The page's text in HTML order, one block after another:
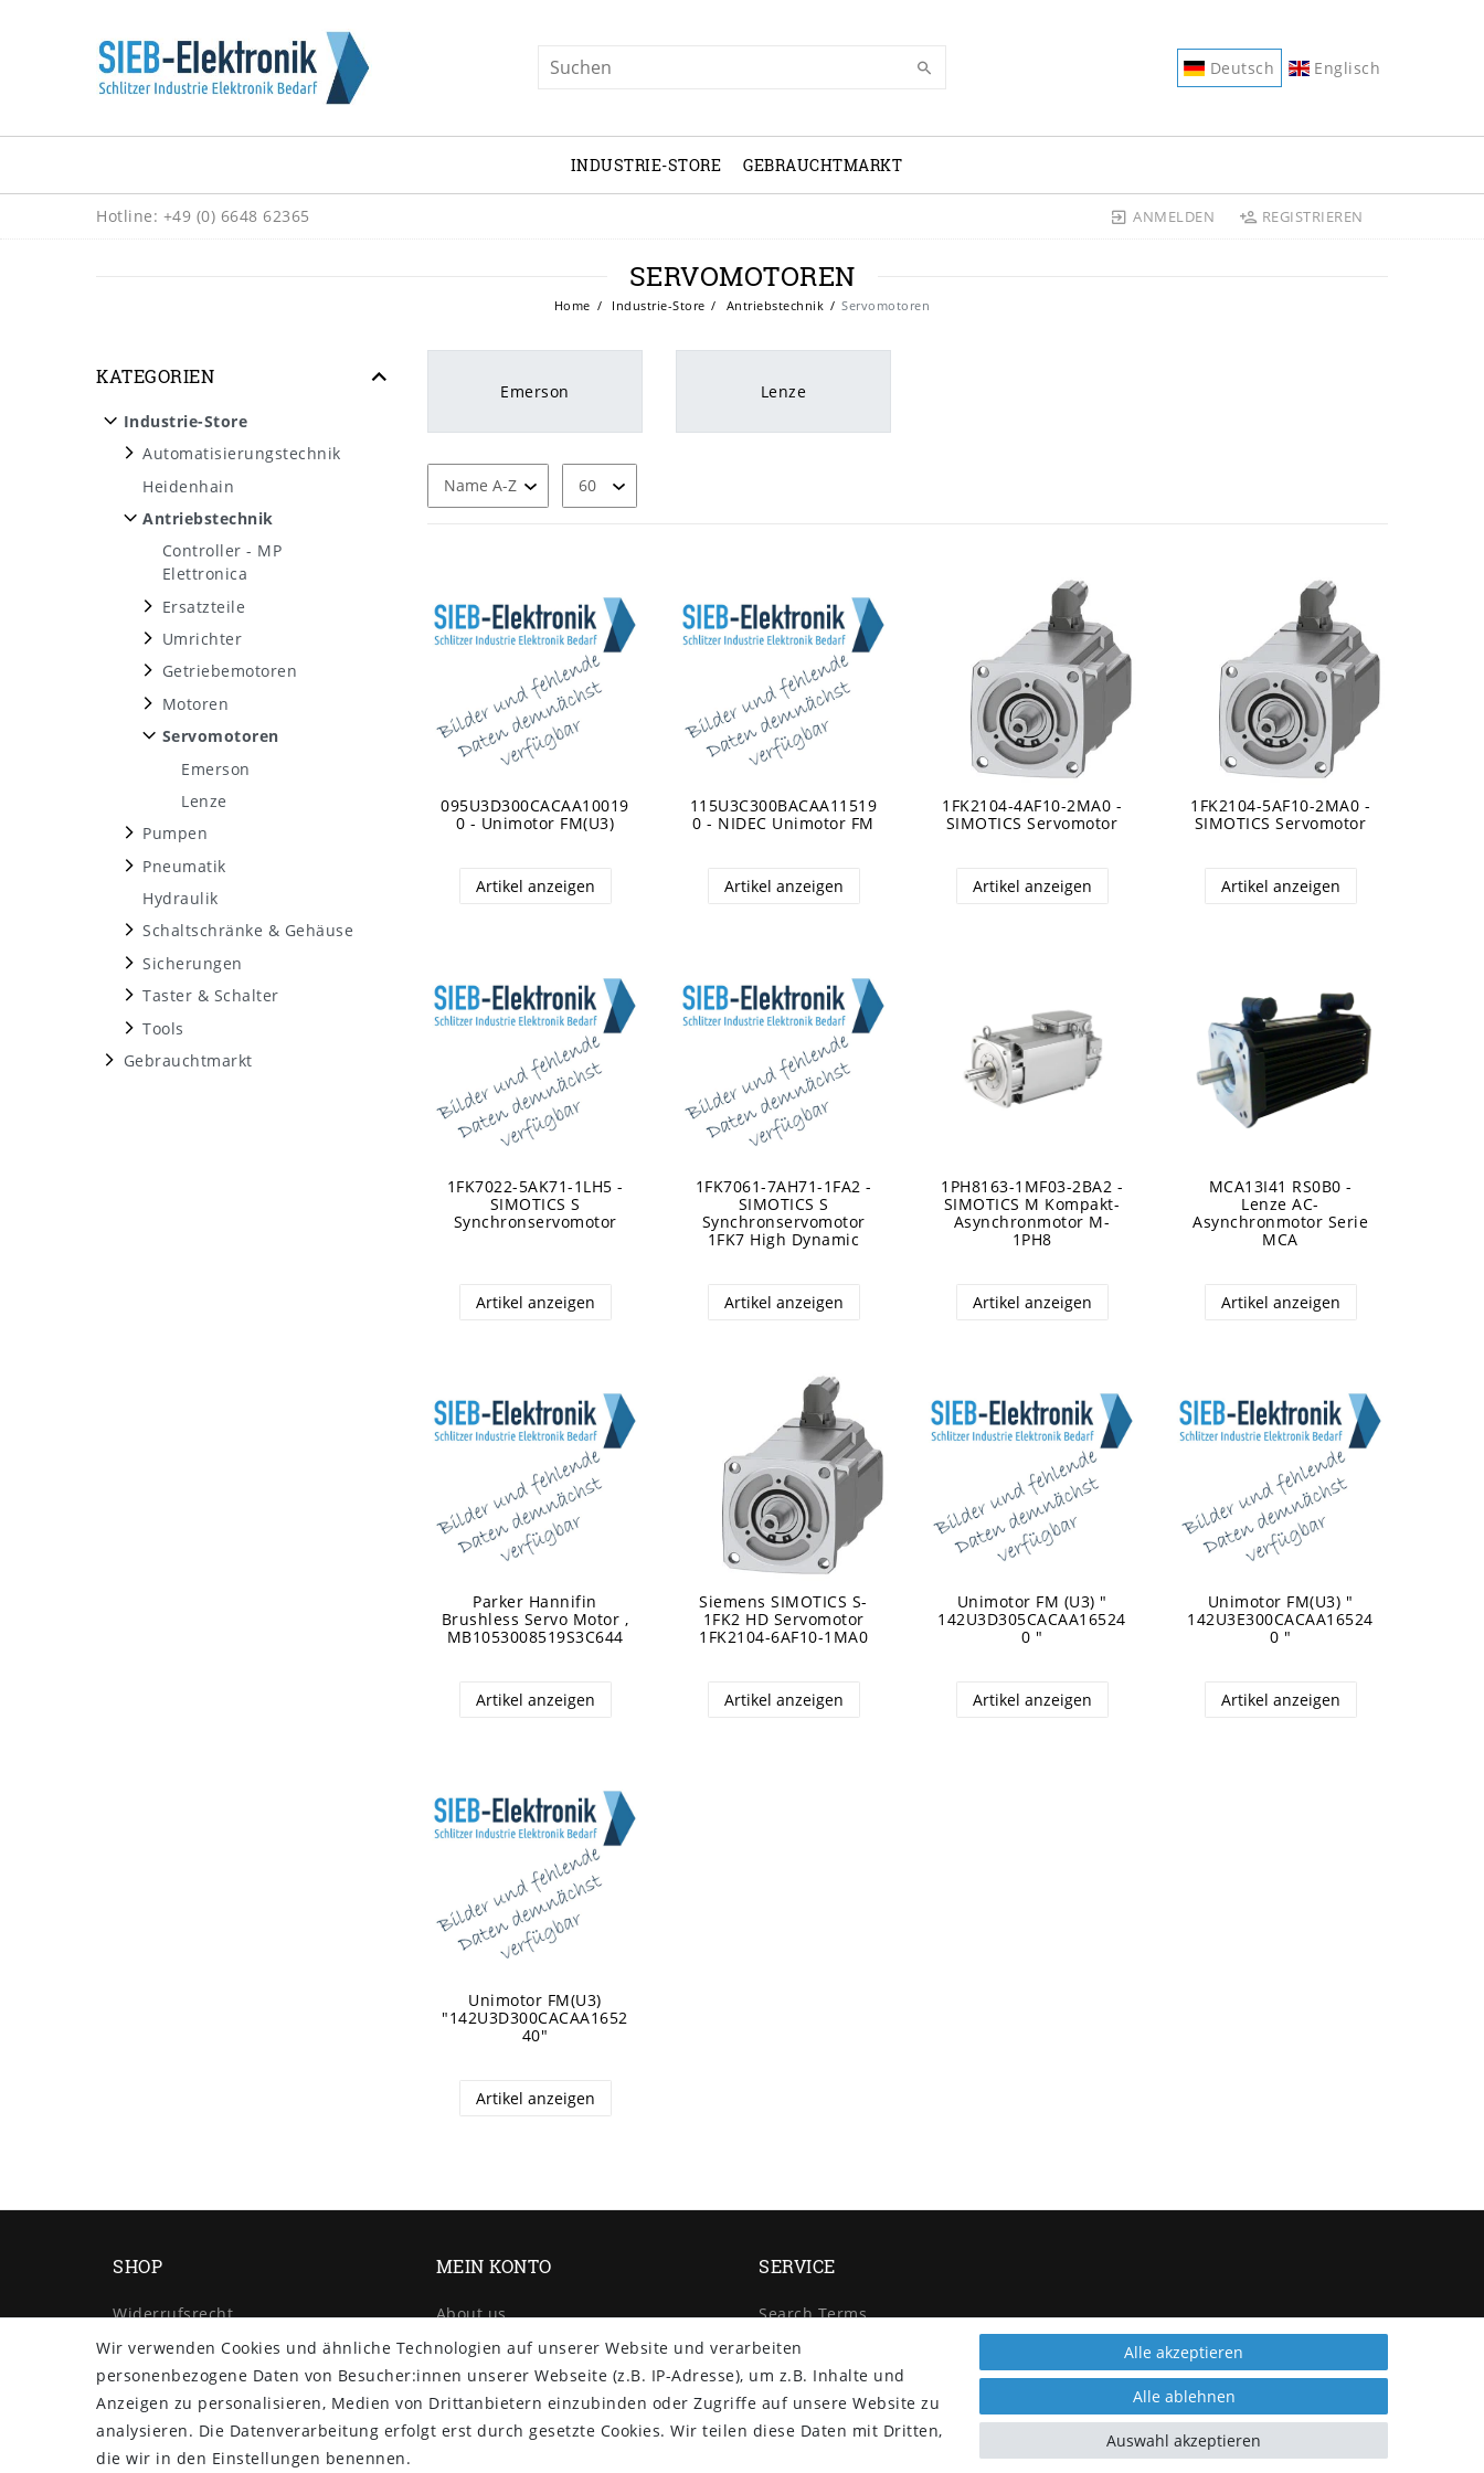
Deutsch Englisch
INDUSTRIE-STORE GEBRAUCHTMARKT
Hotline: +49 (0) 6648 62365 ANMELDEN REGISTRIEREN
SERVOMOTOREN
Home Industrie-Store Antriebstechnik Servomotoren
KATEGORIEN
Industrie-Store
Automatisierungstechnik
Heidenhain
Antriebstechnik
Controller - MP
Elettronica
Ersatzteile
Umrichter
Getriebemotoren
Motoren
Servomotoren
Emerson
Lenze
Pumpen
Pneumatik
Hydraulik
Schaltschränke & Gehäuse
Sicherungen
Taster & Schalter
Tools
Gebrauchtmarkt
Emerson Lenze
095U3D300CACAA10019
0 - Unimotor FM(U3)
Artikel anzeigen
115U3C300BACAA11519
0 - NIDEC Unimotor FM
Artikel anzeigen
1FK2104-4AF10-2MA0 -
SIMOTICS Servomotor
Artikel anzeigen
1FK2104-5AF10-2MA0 -
SIMOTICS Servomotor
Artikel anzeigen
1FK7022-5AK71-1LH5 -
SIMOTICS S
Synchronservomotor
Artikel anzeigen
1FK7061-7AH71-1FA2 -
SIMOTICS S
Synchronservomotor
1FK7 High Dynamic
Artikel anzeigen
1PH8163-1MF03-2BA2 -
SIMOTICS M Kompakt-
Asynchronmotor M-
1PH8
Artikel anzeigen
MCA13I41 RS0B0 -
Lenze AC-
Asynchronmotor Serie
MCA
Artikel anzeigen
Parker Hannifin
Brushless Servo Motor ,
MB1053008519S3C644
Artikel anzeigen
Siemens SIMOTICS S-
1FK2 HD Servomotor
1FK2104-6AF10-1MA0
Artikel anzeigen
Unimotor FM (U3) "
142U3D305CACAA16524
0 "
Artikel anzeigen
Unimotor FM(U3) "
142U3E300CACAA16524
0 "
Artikel anzeigen
Unimotor FM(U3)
"142U3D300CACAA1652
40"
Artikel anzeigen
SHOP
Widerrufs­recht
Widerrufs­formular
Impressum
Daten­schutz­erklärung
AGB
Kontakt
MEIN KONTO
About us
Customer Service
New Collection
Best Sellers
Manufacturers
SERVICE
Search Terms
Advansed Search
Orders and Returns
Contact Us
RSS
Wir verwenden Cookies und ähnliche Technologien auf unserer Website und verarbeiten
personenbezogene Daten von Besucher:innen unserer Webseite (z.B. IP-Adresse), um z.B. Inhalte und
Anzeigen zu personalisieren, Medien von Drittanbietern einzubinden oder Zugriffe auf unsere Website zu
analysieren. Die Datenverarbeitung erfolgt erst durch gesetzte Cookies. Wir teilen diese Daten mit Dritten,
die wir in den Einstellungen benennen.
Alle akzeptieren
Alle ablehnen
Auswahl akzeptieren